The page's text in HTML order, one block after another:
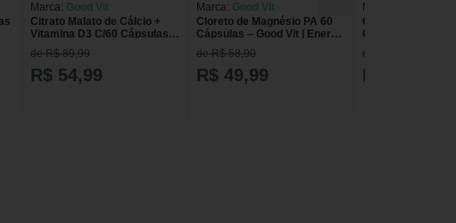
Marca: Good Vit
Citrato Malato de Cálcio +
Vitamina D3 C/60 Cápsulas -
Good Vit
de R$ 89,99
R$ 54,99
Marca: Good Vit
Cloreto de Magnésio PA 60
Cápsulas – Good Vit | Energia
Ossos Músculos
de R$ 58,90
R$ 49,99
Marca:
Good Mater
Cápsulas Good Vit
de R$ 69,99
R$ 54,99